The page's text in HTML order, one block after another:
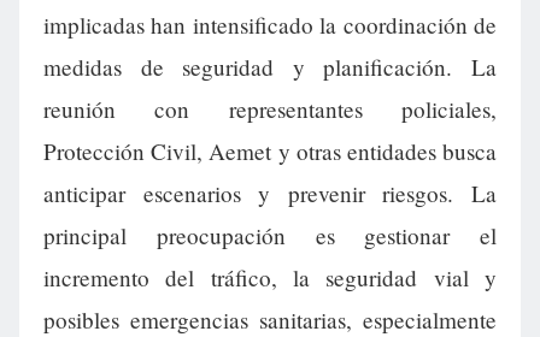
implicadas han intensificado la coordinación de
medidas de seguridad y planificación. La
reunión con representantes policiales,
Protección Civil, Aemet y otras entidades busca
anticipar escenarios y prevenir riesgos. La
principal preocupación es gestionar el
incremento del tráfico, la seguridad vial y
posibles emergencias sanitarias, especialmente